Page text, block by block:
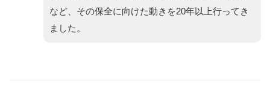
など、その保全に向けた動きを20年以上行ってき
ました。